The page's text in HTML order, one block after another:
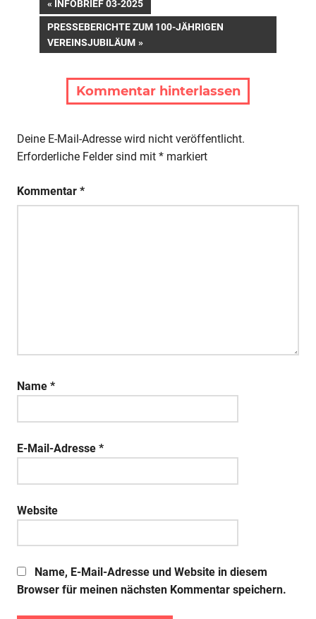
Beitragsnavigation
VORHERIGER
BEITRAG:
INFOBRIEF 03-2025
NÄCHSTER
BEITRAG:
PRESSEBERICHTE ZUM 100-JÄHRIGEN
VEREINSJUBILÄUM
Kommentar hinterlassen
Deine E-Mail-Adresse wird nicht veröffentlicht.
Erforderliche Felder sind mit * markiert
Kommentar *
Name *
E-Mail-Adresse *
Website
Name, E-Mail-Adresse und Website in diesem
Browser für meinen nächsten Kommentar speichern.